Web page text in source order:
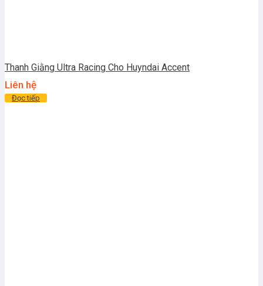
Thanh Giằng Ultra Racing Cho Huyndai Accent
Liên hệ
Đọc tiếp